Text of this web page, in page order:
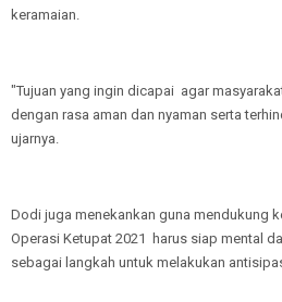
keramaian.
"Tujuan yang ingin dicapai agar
dengan rasa aman dan nyaman serta
ujarnya.
Dodi juga menekankan guna mendukung
Operasi Ketupat 2021 harus siap mental
sebagai langkah untuk melakukan